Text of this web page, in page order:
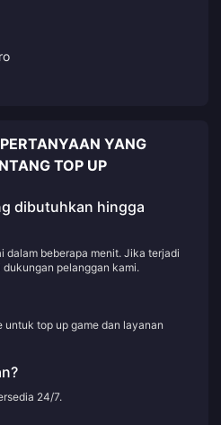
YANG
TOP UP
dibutuhkan hingga
dalam beberapa menit. Jika terjadi
pelanggan kami.
untuk top up game dan layanan
24/7.